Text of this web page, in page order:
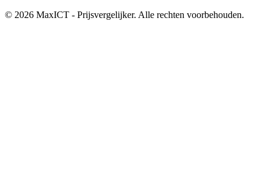
© 2026 MaxICT - Prijsvergelijker. Alle rechten voorbehouden.